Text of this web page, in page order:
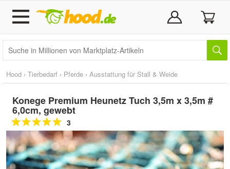
Hood › Tierbedarf › Pferde › Ausstattung für Stall & Weide
Konege Premium Heunetz Tuch 3,5m x 3,5m #
6,0cm, gewebt
3